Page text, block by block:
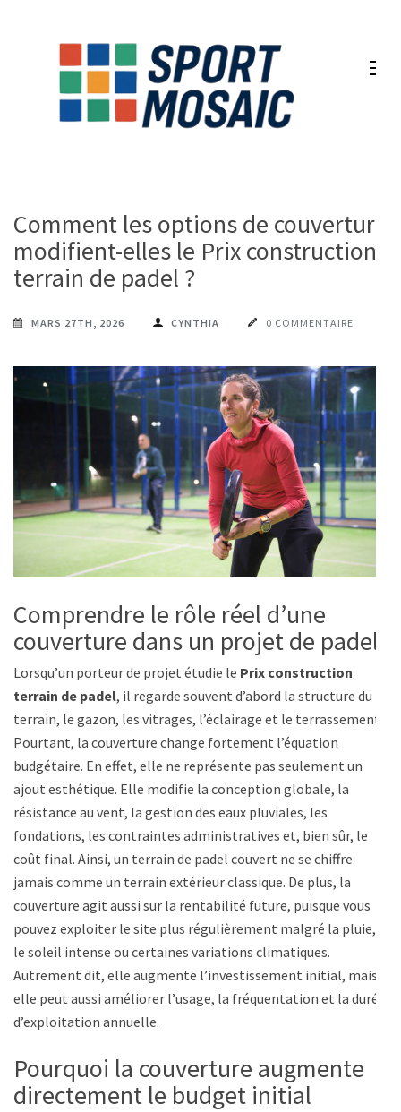
Comment les options de couverture
modifient-elles le Prix construction
terrain de padel ?
MARS 27TH, 2026 CYNTHIA 0 COMMENTAIRE
Comprendre le rôle réel d’une
couverture dans un projet de padel
Lorsqu’un porteur de projet étudie le Prix construction
terrain de padel, il regarde souvent d’abord la structure du
terrain, le gazon, les vitrages, l’éclairage et le terrassement.
Pourtant, la couverture change fortement l’équation
budgétaire. En effet, elle ne représente pas seulement un
ajout esthétique. Elle modifie la conception globale, la
résistance au vent, la gestion des eaux pluviales, les
fondations, les contraintes administratives et, bien sûr, le
coût final. Ainsi, un terrain de padel couvert ne se chiffre
jamais comme un terrain extérieur classique. De plus, la
couverture agit aussi sur la rentabilité future, puisque vous
pouvez exploiter le site plus régulièrement malgré la pluie,
le soleil intense ou certaines variations climatiques.
Autrement dit, elle augmente l’investissement initial, mais
elle peut aussi améliorer l’usage, la fréquentation et la durée
d’exploitation annuelle.
Pourquoi la couverture augmente
directement le budget initial